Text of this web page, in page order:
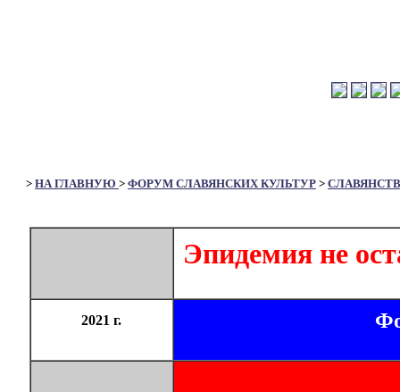
> НА ГЛАВНУЮ > ФОРУМ СЛАВЯНСКИХ КУЛЬТУР >
Эпидемия не
2021 г.